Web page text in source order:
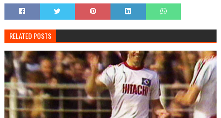
RELATED POSTS